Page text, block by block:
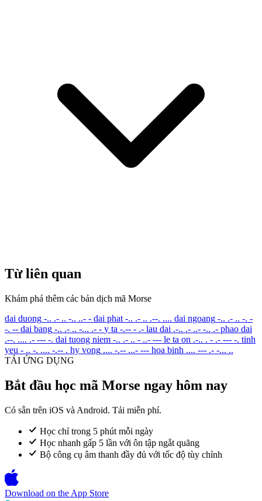
Từ liên quan
Khám phá thêm các bản dịch mã Morse
dai duong -.. .- .. -.. ..- - dai phat -.. .- .. .--. .... dai ngoang -.. .- .. -. -
-. -- dai bang -.. .- .. -... .- - y ta -.-- - .- lau dai .-.. .- ..- -.. .- phao dai
.--. .... .- --- -. dai tuong niem -.. .- .. - ..- --- le ta on .-.. . - .- --- -. tinh
yeu - .. -. .... -.-- . hy vong .... -.-- ...- --- hoa binh .... --- .- -... ..
TẢI ỨNG DỤNG
Bắt đầu học mã Morse ngay hôm nay
Có sẵn trên iOS và Android. Tải miễn phí.
Học chỉ trong 5 phút mỗi ngày
Học nhanh gấp 5 lần với ôn tập ngắt quãng
Bộ công cụ âm thanh đầy đủ với tốc độ tùy chỉnh
Download on the App Store